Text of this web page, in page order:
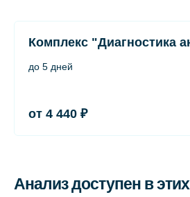
Комплекс "Диагностика
до 5 дней
от 4 440 ₽
Анализ доступен в